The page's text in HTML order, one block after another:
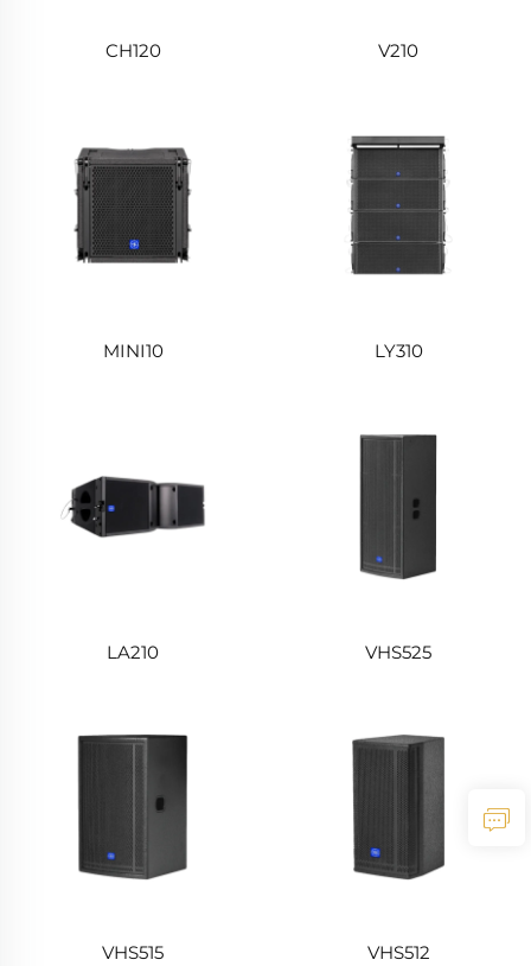
CH120 V210
MINI10 LY310
LA210 VHS525
VHS515 VHS512